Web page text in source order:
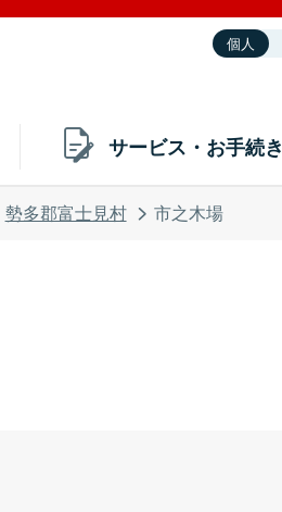
個人
サービス・お手続き
勢多郡富士見村 市之木場